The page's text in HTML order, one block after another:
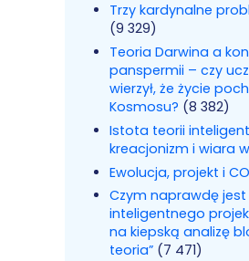
Trzy kardynalne
(9 329)
Teoria Darwina a
panspermii – czy
wierzył, że życie
Kosmosu? (8 382)
Istota teorii
kreacjonizm i wiara
Ewolucja, projekt i
Czym naprawdę
inteligentnego
na kiepską analizę
teoria” (7 471)